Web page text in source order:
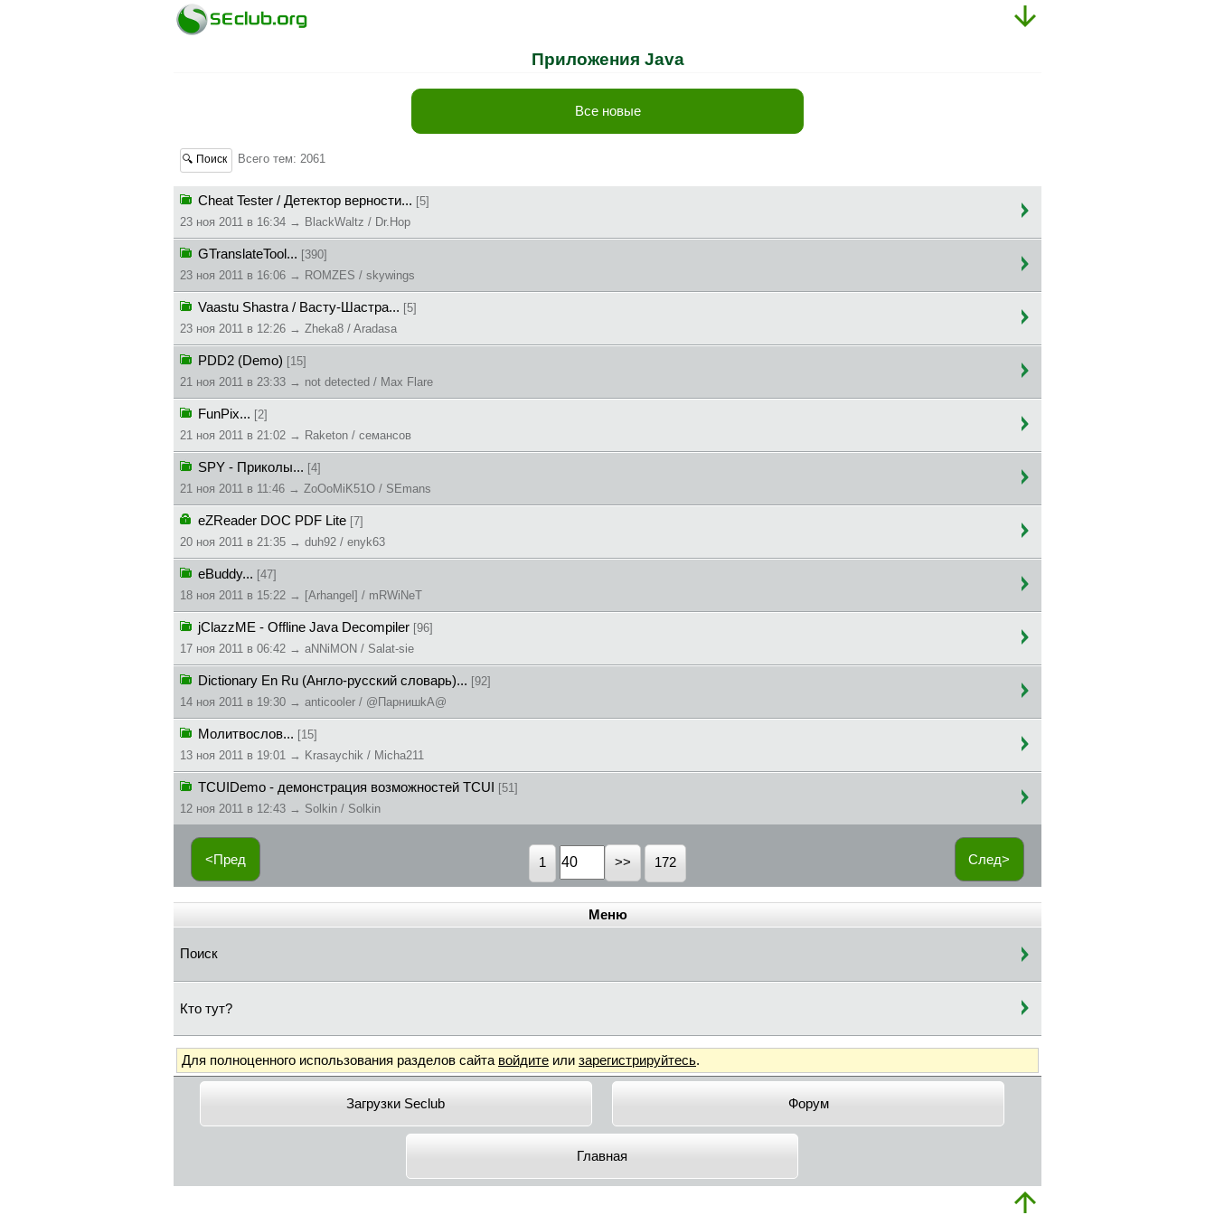
Приложения Java
Все новые
🔍 Поиск Всего тем: 2061
Cheat Tester / Детектор верности... [5]
23 ноя 2011 в 16:34 → BlackWaltz / Dr.Hop
GTranslateTool... [390]
23 ноя 2011 в 16:06 → ROMZES / skywings
Vaastu Shastra / Васту-Шастра... [5]
23 ноя 2011 в 12:26 → Zheka8 / Aradasa
PDD2 (Demo) [15]
21 ноя 2011 в 23:33 → not detected / Max Flare
FunPix... [2]
21 ноя 2011 в 21:02 → Raketon / ceмaнcoв
SPY - Приколы... [4]
21 ноя 2011 в 11:46 → ZoOoMiK51O / SEmans
eZReader DOC PDF Lite [7]
20 ноя 2011 в 21:35 → duh92 / enyk63
eBuddy... [47]
18 ноя 2011 в 15:22 → [Arhangel] / mRWiNeT
jClazzME - Offline Java Decompiler [96]
17 ноя 2011 в 06:42 → aNNiMON / Salat-sie
Dictionary En Ru (Англо-русский словарь)... [92]
14 ноя 2011 в 19:30 → anticooler / @ПapнишkA@
Молитвослов... [15]
13 ноя 2011 в 19:01 → Krasaychik / Micha211
TCUIDemo - демонстрация возможностей TCUI
[51]
12 ноя 2011 в 12:43 → Solkin / Solkin
<Пред След>
1 172
Меню
Поиск
Кто тут?
Для полноценного использования разделов сайта войдите или зарегистрируйтесь.
Загрузки Seclub Форум
Главная